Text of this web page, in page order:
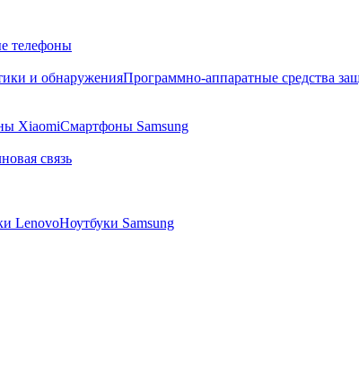
телефоны
и обнаруженияПрограммно-аппаратные средства
XiaomiСмартфоны Samsung
связь
LenovoНоутбуки Samsung